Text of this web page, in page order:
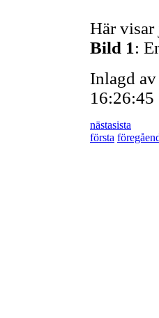
Här visar
Bild 1:
Inlagd
16:26:45
nästasista
första